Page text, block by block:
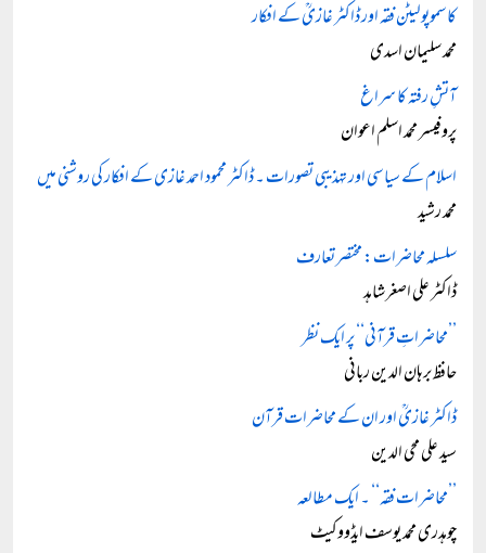
کاسموپولیٹن فقہ اور ڈاکٹر غازیؒ کے افکار
محمد سلیمان اسدی
آتشِ رفتہ کا سراغ
پروفیسر محمد اسلم اعوان
اسلام کے سیاسی اور تہذیبی تصورات ۔ ڈاکٹر محمود احمد غازی کے افکار کی روشنی میں
محمد رشید
سلسلہ محاضرات: مختصر تعارف
ڈاکٹر علی اصغر شاہد
’’محاضراتِ قرآنی‘‘ پر ایک نظر
حافظ برہان الدین ربانی
ڈاکٹر غازیؒ اور ان کے محاضرات قرآن
سید علی محی الدین
’’محاضرات فقہ‘‘ ۔ ایک مطالعہ
چوہدری محمد یوسف ایڈووکیٹ